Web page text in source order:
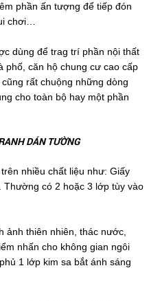
phần ấn tượng để tiếp đón
chơi…
để trag trí phần nội thất
phố, căn hộ chung cư cao cấp
rất chuộng những dòng
cho toàn bộ hay một phần
DÁN TƯỜNG
nhiều chất liệu như: Giấy
Thường có 2 hoặc 3 lớp tùy vào
thiên nhiên, thác nước,
nhấn cho không gian ngôi
1 lớp kim sa bắt ánh sáng